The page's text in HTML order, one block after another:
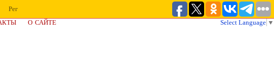
Рег
О САЙТЕ Select Language ▼